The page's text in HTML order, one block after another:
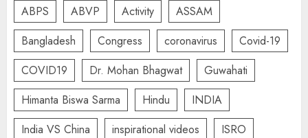
ABPS ABVP Activity
ASSAM
Bangladesh
Congress coronavirus
Covid-19
COVID19
Dr. Mohan Bhagwat
Guwahati
Himanta Biswa Sarma
Hindu
INDIA
India VS China
inspirational videos
ISRO